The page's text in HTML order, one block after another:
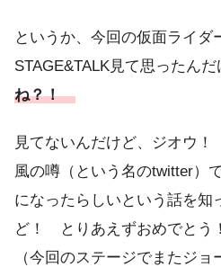
というか、今回の仮面ライダ
STAGE&TALK見て思ったんだ
ね？！
見てないんだけど、ジオウ！
風の噂（という名のtwitter）
になったらしいという話を知
ど！ とりあえずおめでとう
（今回のステージでまたジョ